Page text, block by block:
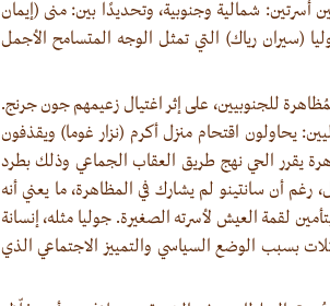
شمالية وجنوبية، وتحديدًا بين: منى (إيمان
(سيران رياك) التي تمثل الوجه المتسامح الأجمل
للجنوبيين، على إثر اغتيال زعيمهم جون جرنج.
يحاولون اقتحام منزل أكرم (نزار غوما) ويقذفون
يقرر الحي نهج طريق العقاب الجماعي وذلك بطرد
رغم أن سانتينو لم يشارك في المظاهرة، ما يعني أنه
لقمة العيش لأسرته الصغيرة. جوليا مثله، إنسانة
بسبب الوضع السياسي والتمييز الاجتماعي الذي